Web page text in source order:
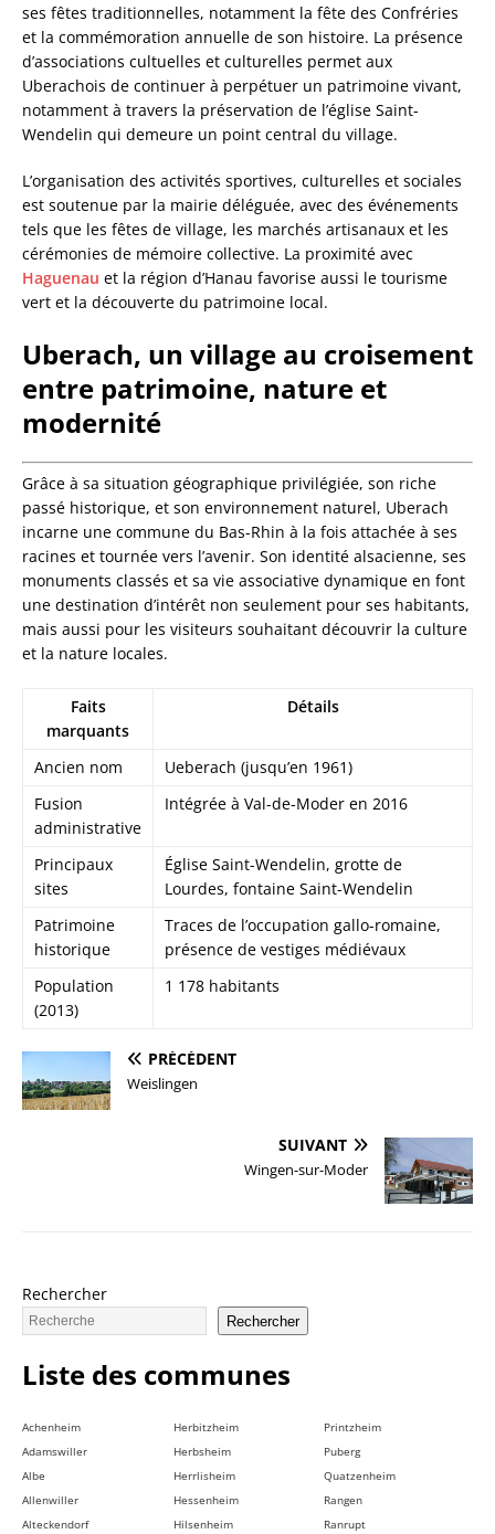
ses fêtes traditionnelles, notamment la fête des Confréries
et la commémoration annuelle de son histoire. La présence
d’associations cultuelles et culturelles permet aux
Uberachois de continuer à perpétuer un patrimoine vivant,
notamment à travers la préservation de l’église Saint-
Wendelin qui demeure un point central du village.
L’organisation des activités sportives, culturelles et sociales
est soutenue par la mairie déléguée, avec des événements
tels que les fêtes de village, les marchés artisanaux et les
cérémonies de mémoire collective. La proximité avec
Haguenau et la région d’Hanau favorise aussi le tourisme
vert et la découverte du patrimoine local.
Uberach, un village au croisement
entre patrimoine, nature et
modernité
Grâce à sa situation géographique privilégiée, son riche
passé historique, et son environnement naturel, Uberach
incarne une commune du Bas-Rhin à la fois attachée à ses
racines et tournée vers l’avenir. Son identité alsacienne, ses
monuments classés et sa vie associative dynamique en font
une destination d’intérêt non seulement pour ses habitants,
mais aussi pour les visiteurs souhaitant découvrir la culture
et la nature locales.
Faits
marquants
Détails
Ancien nom
Ueberach (jusqu’en 1961)
Fusion
administrative
Intégrée à Val-de-Moder en 2016
Principaux
sites
Église Saint-Wendelin, grotte de
Lourdes, fontaine Saint-Wendelin
Patrimoine
historique
Traces de l’occupation gallo-romaine,
présence de vestiges médiévaux
Population
(2013)
1 178 habitants
PRÉCÉDENT
Weislingen
SUIVANT
Wingen-sur-Moder
Rechercher
Rechercher
Liste des communes
Achenheim
Adamswiller
Albe
Allenwiller
Alteckendorf
Herbitzheim
Herbsheim
Herrlisheim
Hessenheim
Hilsenheim
Printzheim
Puberg
Quatzenheim
Rangen
Ranrupt